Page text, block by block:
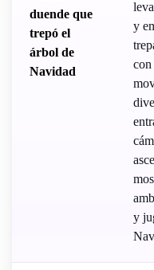
duende que
trepó el
árbol de
Navidad
y
con
y